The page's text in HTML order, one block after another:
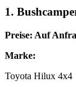
1.
Preise: Auf
Marke:
Toyota Hilux 4x4